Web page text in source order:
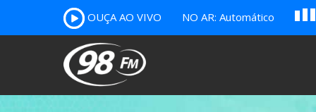
OUÇA AO VIVO NO AR: Automático B c